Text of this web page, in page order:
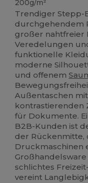
200g/m²
Trendiger Stepp-
durchgehendem
großer nahtfreier
Veredelungen
funktionelle
moderne
und offenem
Außentaschen
kontrastierenden
für Dokumente.
B2B-Kunden ist
der Rückenmitte,
Druckmaschinen
schlichtes
vereint